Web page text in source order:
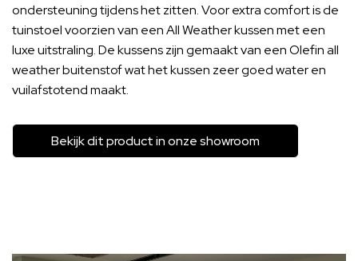
ondersteuning tijdens het zitten. Voor extra comfort is de
tuinstoel voorzien van een All Weather kussen met een
luxe uitstraling. De kussens zijn gemaakt van een Olefin all
weather buitenstof wat het kussen zeer goed water en
vuilafstotend maakt.
Bekijk dit product in onze showroom